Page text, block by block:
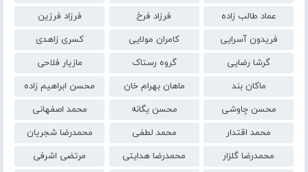
عماد طالب زاده
فرزاد فرخ
فرزاد فرزین
فریدون آسرایی
کامران مولایی
کسری زاهدی
گرشا رضایی
گروه رستاک
مازیار فلاحی
ماکان بند
ماهان بهرام خان
محسن ابراهیم زاده
محسن چاوشی
محسن یگانه
محمد اصفهانی
محمد اقتدار
محمد لطفی
محمدرضا شجریان
محمدرضا گلزار
محمدرضا هدایتی
مرتضی اشرفی